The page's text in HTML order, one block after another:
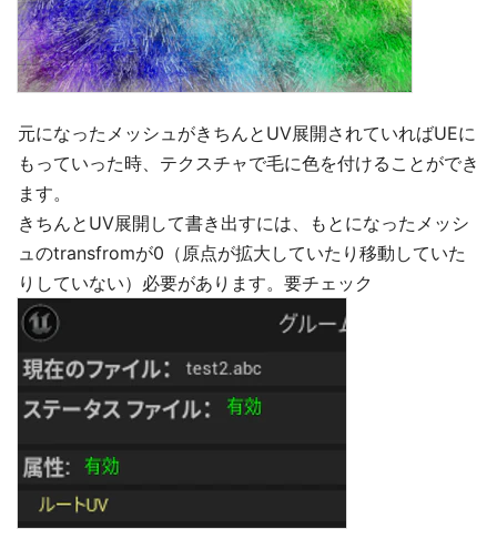
元になったメッシュがきちんとUV展開されていればUEに
もっていった時、テクスチャで毛に色を付けることができ
ます。
きちんとUV展開して書き出すには、もとになったメッシ
ュのtransfromが0（原点が拡大していたり移動していた
りしていない）必要があります。要チェック